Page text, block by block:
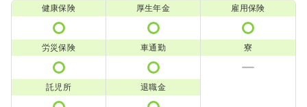
健康保険 厚生年金 雇用保険
労災保険 車通勤 寮
託児所 退職金